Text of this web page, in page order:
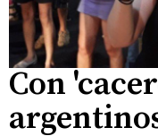
Con